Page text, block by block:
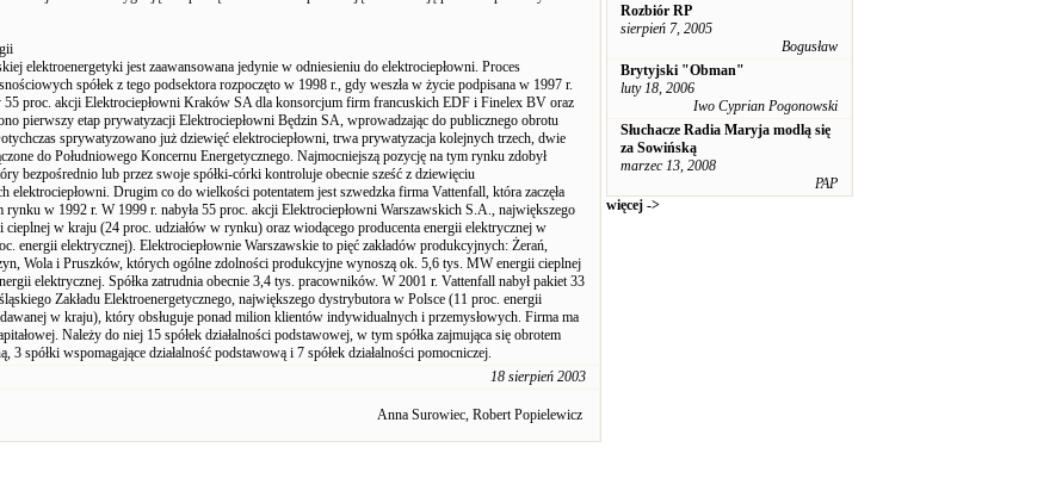
elektroenergetyki jest zaawansowana jedynie w odniesieniu do elektrociepłowni. Proces
spółek z tego podsektora rozpoczęto w 1998 r., gdy weszła w życie podpisana w 1997 r.
55 proc. akcji Elektrociepłowni Kraków SA dla konsorcjum firm francuskich EDF i Finelex BV oraz
pierwszy etap prywatyzacji Elektrociepłowni Będzin SA, wprowadzając do publicznego obrotu
sprywatyzowano już dziewięć elektrociepłowni, trwa prywatyzacja kolejnych trzech, dwie
do Południowego Koncernu Energetycznego. Najmocniejszą pozycję na tym rynku zdobył
bezpośrednio lub przez swoje spółki-córki kontroluje obecnie sześć z dziewięciu
elektrociepłowni. Drugim co do wielkości potentatem jest szwedzka firma Vattenfall, która zaczęła
rynku w 1992 r. W 1999 r. nabyła 55 proc. akcji Elektrociepłowni Warszawskich S.A., największego
cieplnej w kraju (24 proc. udziałów w rynku) oraz wiodącego producenta energii elektrycznej w
energii elektrycznej). Elektrociepłownie Warszawskie to pięć zakładów produkcyjnych: Żerań,
Wola i Pruszków, których ogólne zdolności produkcyjne wynoszą ok. 5,6 tys. MW energii cieplnej
elektrycznej. Spółka zatrudnia obecnie 3,4 tys. pracowników. W 2001 r. Vattenfall nabył pakiet 33
Zakładu Elektroenergetycznego, największego dystrybutora w Polsce (11 proc. energii
w kraju), który obsługuje ponad milion klientów indywidualnych i przemysłowych. Firma ma
Należy do niej 15 spółek działalności podstawowej, w tym spółka zajmująca się obrotem
3 spółki wspomagające działalność podstawową i 7 spółek działalności pomocniczej.
18 sierpień 2003
Anna Surowiec, Robert Popielewicz
Rozbiór RP
sierpień 7, 2005
Bogusław
Brytyjski "Obman"
luty 18, 2006
Iwo Cyprian Pogonowski
Słuchacze Radia Maryja modlą się
za Sowińską
marzec 13, 2008
PAP
więcej ->